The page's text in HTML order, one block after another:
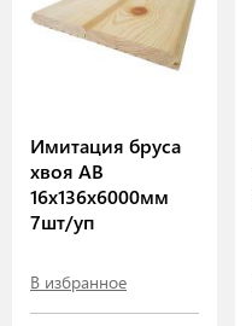
Имитация бруса
хвоя АВ
16х136х6000мм
7шт/уп
В избранное